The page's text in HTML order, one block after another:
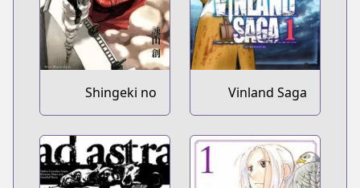
Vinland Saga
Shingeki no
Kyojin